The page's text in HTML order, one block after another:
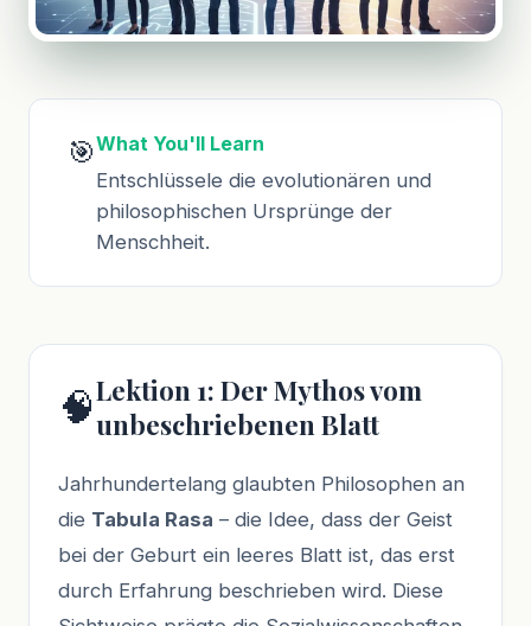
🎯What You'll Learn
Entschlüssele die evolutionären und
philosophischen Ursprünge der
Menschheit.
🧠Lektion 1: Der Mythos vom
unbeschriebenen Blatt
Jahrhundertelang glaubten Philosophen an
die Tabula Rasa – die Idee, dass der Geist
bei der Geburt ein leeres Blatt ist, das erst
durch Erfahrung beschrieben wird. Diese